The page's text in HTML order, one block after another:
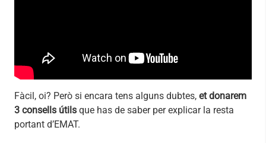
Fàcil, oi? Però si encara tens alguns dubtes, et donarem
3 consells útils que has de saber per explicar la resta
portant d’EMAT.